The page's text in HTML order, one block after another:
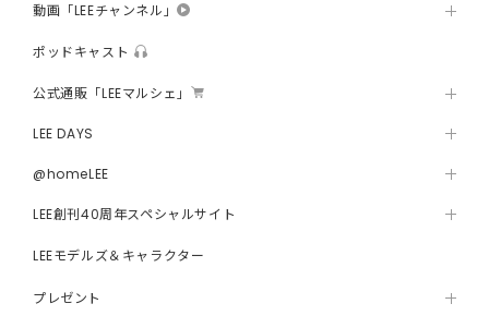
動画「LEEチャンネル」
ポッドキャスト
公式通販「LEEマルシェ」
LEE DAYS
@homeLEE
LEE創刊40周年スペシャルサイト
LEEモデルズ＆キャラクター
プレゼント